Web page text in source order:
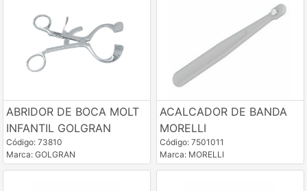
ABRIDOR DE BOCA MOLT
INFANTIL GOLGRAN
Código: 73810
Marca: GOLGRAN
ACALCADOR DE BANDA
MORELLI
Código: 7501011
Marca: MORELLI